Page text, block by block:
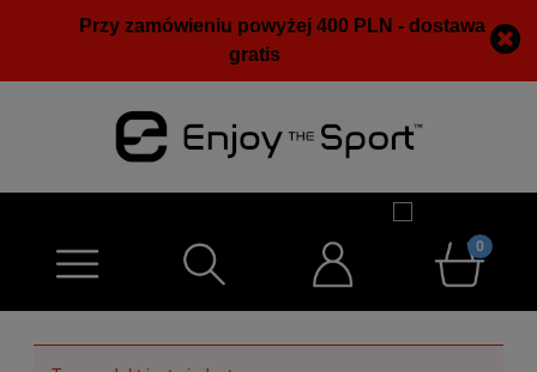
Przy zamówieniu powyżej 400 PLN - dostawa
gratis